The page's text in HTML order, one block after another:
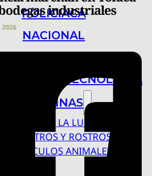
POLICIACA
NACIONAL
Y TECNOLOGÍA
COLUMNAS
BAJO LA LUPA
RASTROS Y ROSTROS
VÍNCULOS ANIMALES
industriales
2026